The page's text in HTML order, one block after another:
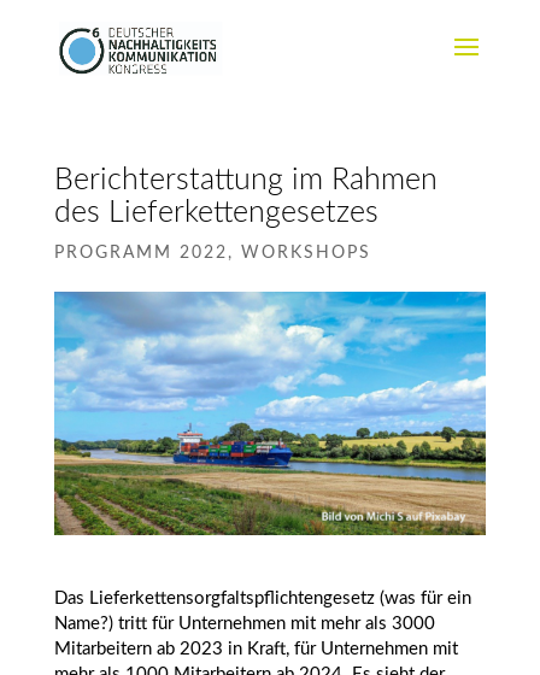
Berichterstattung im Rahmen
des Lieferkettengesetzes
PROGRAMM 2022 , WORKSHOPS
Das Lieferkettensorgfaltspflichtengesetz (was für ein
Name?) tritt für Unternehmen mit mehr als 3000
Mitarbeitern ab 2023 in Kraft, für Unternehmen mit